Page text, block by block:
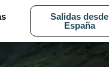
Salidas desde
España